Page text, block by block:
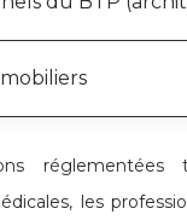
les